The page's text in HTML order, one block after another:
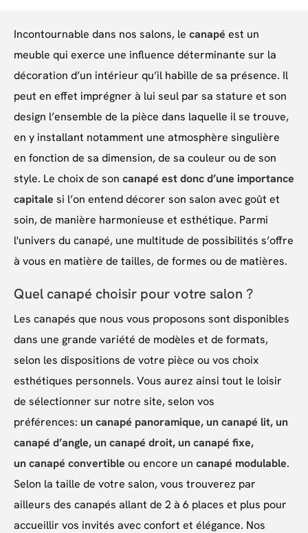
Incontournable dans nos salons, le canapé est un
meuble qui exerce une influence déterminante sur la
décoration d’un intérieur qu’il habille de sa présence. Il
peut en effet imprégner à lui seul par sa stature et son
design l’ensemble de la pièce dans laquelle il se trouve,
en y installant notamment une atmosphère singulière
en fonction de sa dimension, de sa couleur ou de son
style. Le choix de son canapé est donc d’une importance
capitale si l’on entend décorer son salon avec goût et
soin, de manière harmonieuse et esthétique. Parmi
l'univers du canapé, une multitude de possibilités s’offre
à vous en matière de tailles, de formes ou de matières.
Quel canapé choisir pour votre salon ?
Les canapés que nous vous proposons sont disponibles
dans une grande variété de modèles et de formats,
selon les dispositions de votre pièce ou vos choix
esthétiques personnels. Vous aurez ainsi tout le loisir
de sélectionner sur notre site, selon vos
préférences: un canapé panoramique, un canapé lit, un
canapé d’angle, un canapé droit, un canapé fixe,
un canapé convertible ou encore un canapé modulable.
Selon la taille de votre salon, vous trouverez par
ailleurs des canapés allant de 2 à 6 places et plus pour
accueillir vos invités avec confort et élégance. Nos